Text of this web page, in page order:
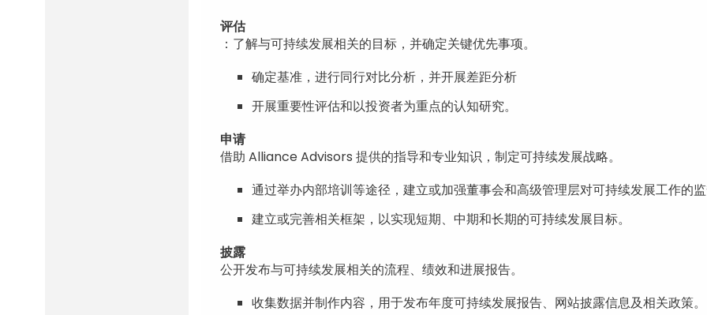
评估
：了解与可持续发展相关的目标，并确定关键优先事项。
确定基准，进行同行对比分析，并开展差距分析
开展重要性评估和以投资者为重点的认知研究。
申请
借助 Alliance Advisors 提供的指导和专业知识，制定可持续发展战略。
通过举办内部培训等途径，建立或加强董事会和高级管理层对可持续发展工作的
建立或完善相关框架，以实现短期、中期和长期的可持续发展目标。
披露
公开发布与可持续发展相关的流程、绩效和进展报告。
收集数据并制作内容，用于发布年度可持续发展报告、网站披露信息及相关政策。